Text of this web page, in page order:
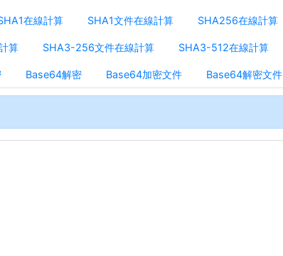
在線計算 SHA1文件在線計算 SHA256在線計算
算 SHA3-256文件在線計算 SHA3-512在線計算
Base64解密 Base64加密文件 Base64解密文件